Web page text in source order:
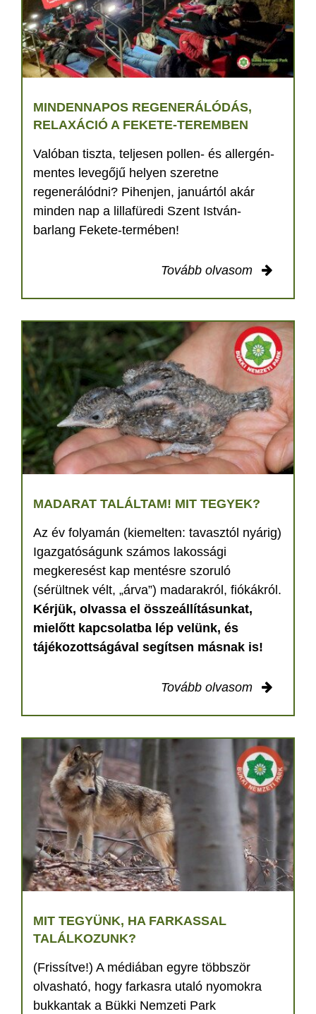
MINDENNAPOS REGENERÁLÓDÁS,
RELAXÁCIÓ A FEKETE-TEREMBEN
Valóban tiszta, teljesen pollen- és allergén-
mentes levegőjű helyen szeretne
regenerálódni? Pihenjen, januártól akár
minden nap a lillafüredi Szent István-
barlang Fekete-termében!
Tovább olvasom
MADARAT TALÁLTAM! MIT TEGYEK?
Az év folyamán (kiemelten: tavasztól nyárig)
Igazgatóságunk számos lakossági
megkeresést kap mentésre szoruló
(sérültnek vélt, „árva”) madarakról, fiókákról.
Kérjük, olvassa el összeállításunkat,
mielőtt kapcsolatba lép velünk, és
tájékozottságával segítsen másnak is!
Tovább olvasom
MIT TEGYÜNK, HA FARKASSAL
TALÁLKOZUNK?
(Frissítve!) A médiában egyre többször
olvasható, hogy farkasra utaló nyomokra
bukkantak a Bükki Nemzeti Park